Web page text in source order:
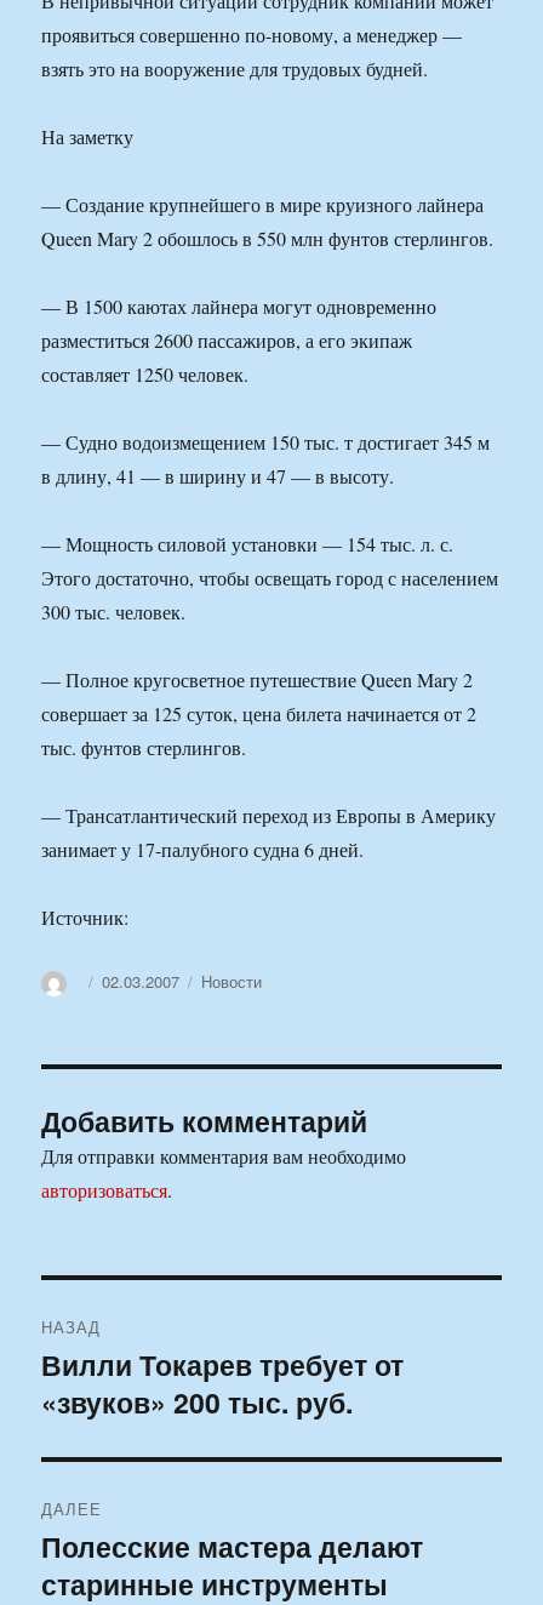
проявиться совершенно по-новому, а менеджер —
взять это на вооружение для трудовых будней.
На заметку
— Создание крупнейшего в мире круизного лайнера
Queen Mary 2 обошлось в 550 млн фунтов стерлингов.
— В 1500 каютах лайнера могут одновременно
разместиться 2600 пассажиров, а его экипаж
составляет 1250 человек.
— Судно водоизмещением 150 тыс. т достигает 345 м
в длину, 41 — в ширину и 47 — в высоту.
— Мощность силовой установки — 154 тыс. л. с.
Этого достаточно, чтобы освещать город с населением
300 тыс. человек.
— Полное кругосветное путешествие Queen Mary 2
совершает за 125 суток, цена билета начинается от 2
тыс. фунтов стерлингов.
— Трансатлантический переход из Европы в Америку
занимает у 17-палубного судна 6 дней.
Источник:
АвторОпубликовано
02.03.2007 Рубрики
Новости
Добавить комментарий
Для отправки комментария вам необходимо
авторизоваться.
по
записям
НАЗАД
Предыдущая
запись:
Вилли Токарев требует от
«звуков» 200 тыс. руб.
ДАЛЕЕ
Следующая
запись:
Полесские мастера делают
старинные инструменты